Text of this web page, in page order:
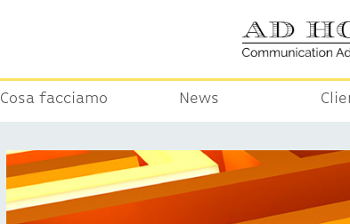
Cosa facciamo News